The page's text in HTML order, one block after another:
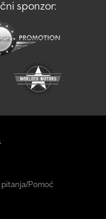
sponzor:
Pomoć